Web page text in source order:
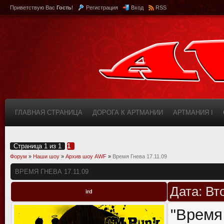
Приветствую Вас Гость! Регистрация Вход RSS
ГЛАВНАЯ СТРАНИЦА ДОРОГА К АРТМАНИИ АРТМАНИЯ I
Страница 1 из 1 1
Форум » Наши шоу » Архив шоу AWF » Время Гнева 17.11.09
ВРЕМЯ ГНЕВА 17.11.09
ird Дата:
"Время